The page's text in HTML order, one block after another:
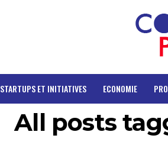
STARTUPS ET INITIATIVES ECONOMIE
All posts